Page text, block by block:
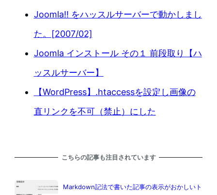
Joomla!! をハッスルサーバーで動かしまし
た。[2007/02]
Joomla インストール その１ 前段取り【ハ
ッスルサーバー】
【WordPress】.htaccessを設定し画像の
直リンクを不可（禁止）にした
こちらの記事も注目されています
Markdown記法で書いた記事の表示がおかしいト